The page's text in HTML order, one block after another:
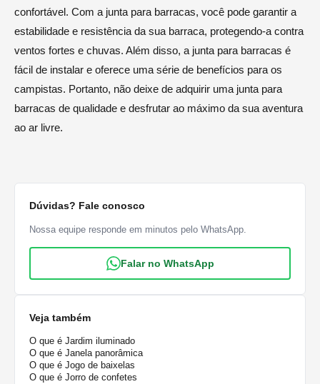
confortável. Com a junta para barracas, você pode garantir a
estabilidade e resistência da sua barraca, protegendo-a contra
ventos fortes e chuvas. Além disso, a junta para barracas é
fácil de instalar e oferece uma série de benefícios para os
campistas. Portanto, não deixe de adquirir uma junta para
barracas de qualidade e desfrutar ao máximo da sua aventura
ao ar livre.
Dúvidas? Fale conosco
Nossa equipe responde em minutos pelo WhatsApp.
Falar no WhatsApp
Veja também
O que é Jardim iluminado
O que é Janela panorâmica
O que é Jogo de baixelas
O que é Jorro de confetes